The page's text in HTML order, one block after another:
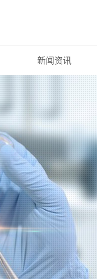
新闻资讯